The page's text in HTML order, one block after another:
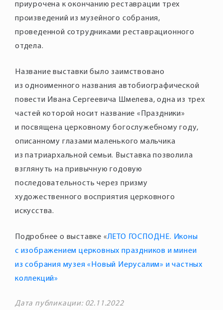
приурочена к окончанию реставрации трех
произведений из музейного собрания,
проведенной сотрудниками реставрационного
отдела.
Название выставки было заимствовано
из одноименного названия автобиографической
повести Ивана Сергеевича Шмелева, одна из трех
частей которой носит название «Праздники»
и посвящена церковному богослужебному году,
описанному глазами маленького мальчика
из патриархальной семьи. Выставка позволила
взглянуть на привычную годовую
последовательность через призму
художественного восприятия церковного
искусства.
Подробнее о выставке «ЛЕТО ГОСПОДНЕ. Иконы
с изображением церковных праздников и минеи
из собрания музея «Новый Иерусалим» и частных
коллекций»
Дата публикации: 02.11.2022